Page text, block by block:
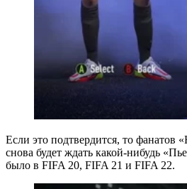
Если это подтвердится, то фанатов
снова будет ждать какой-нибудь
было в FIFA 20, FIFA 21 и FIFA 22.